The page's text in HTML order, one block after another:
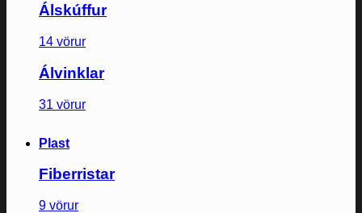
Álskúffur
14 vörur
Álvinklar
31 vörur
Plast
Fiberristar
9 vörur